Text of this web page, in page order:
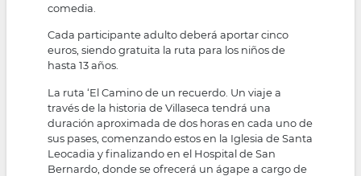
comedia.
Cada participante adulto deberá aportar cinco
euros, siendo gratuita la ruta para los niños de
hasta 13 años.
La ruta ‘El Camino de un recuerdo. Un viaje a
través de la historia de Villaseca tendrá una
duración aproximada de dos horas en cada uno de
sus pases, comenzando estos en la Iglesia de Santa
Leocadia y finalizando en el Hospital de San
Bernardo, donde se ofrecerá un ágape a cargo de